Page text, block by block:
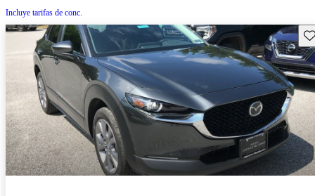
Incluye tarifas de conc.